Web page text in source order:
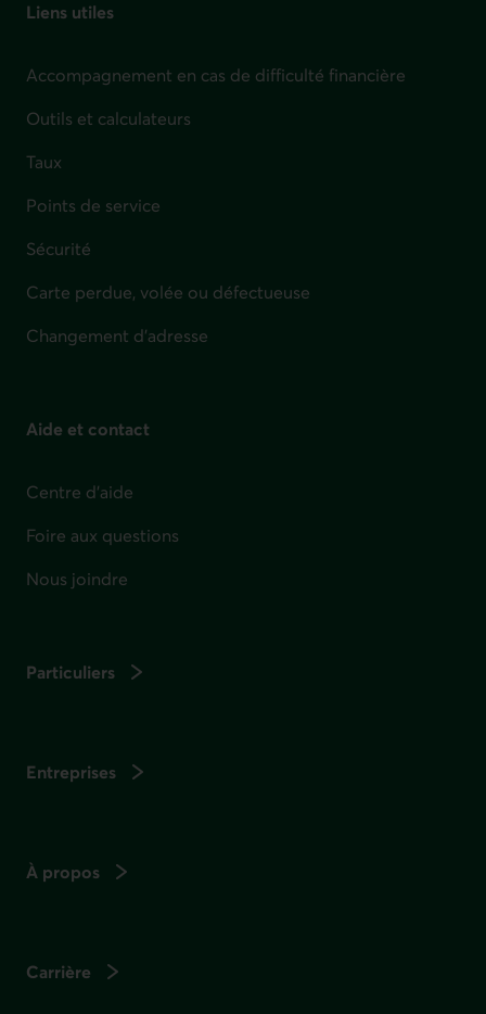
Liens utiles
Accompagnement en cas de difficulté financière
Outils et calculateurs
Taux
Points de service
Sécurité
Carte perdue, volée ou défectueuse
Changement d'adresse
Aide et contact
Centre d'aide
Foire aux questions
Nous joindre
Particuliers
Entreprises
À propos
Carrière